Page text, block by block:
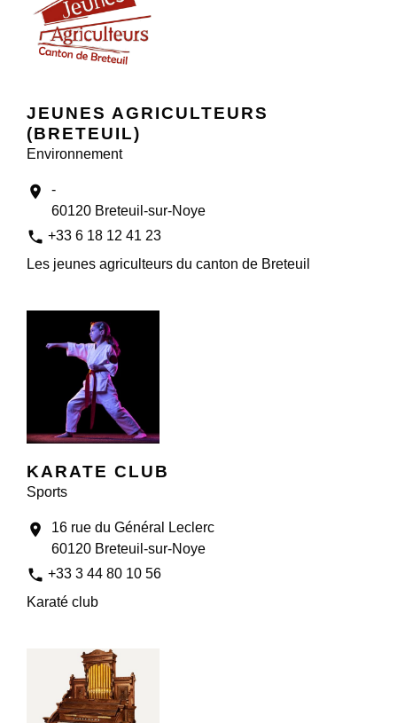
JEUNES AGRICULTEURS
(BRETEUIL)
Environnement
location_on
-
60120 Breteuil-sur-Noye
phone +33 6 18 12 41 23
Les jeunes agriculteurs du canton de Breteuil
KARATE CLUB
Sports
location_on
16 rue du Général Leclerc
60120 Breteuil-sur-Noye
phone +33 3 44 80 10 56
Karaté club